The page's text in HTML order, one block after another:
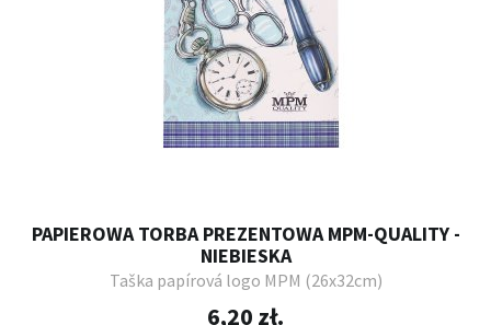
PAPIEROWA TORBA PREZENTOWA MPM-QUALITY -
NIEBIESKA
Taška papírová logo MPM (26x32cm)
6,20 zł.